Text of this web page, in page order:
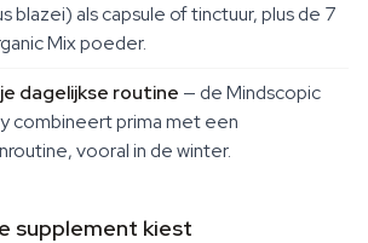
blazei) als capsule of tinctuur, plus de 7
Mix poeder.
dagelijkse routine — de Mindscopic
combineert prima met een
vooral in de winter.
supplement kiest